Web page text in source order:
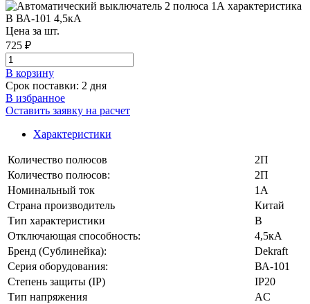
Цена за шт.
725 ₽
В корзинy
Срок поставки: 2 дня
В избранное
Оставить заявку на расчет
Характеристики
Количество полюсов
2П
Количество полюсов:
2П
Номинальный ток
1А
Страна производитель
Китай
Тип характеристики
B
Отключающая способность:
4,5кА
Бренд (Сублинейка):
Dekraft
Серия оборудования:
ВА-101
Степень защиты (IP)
IP20
Тип напряжения
AC